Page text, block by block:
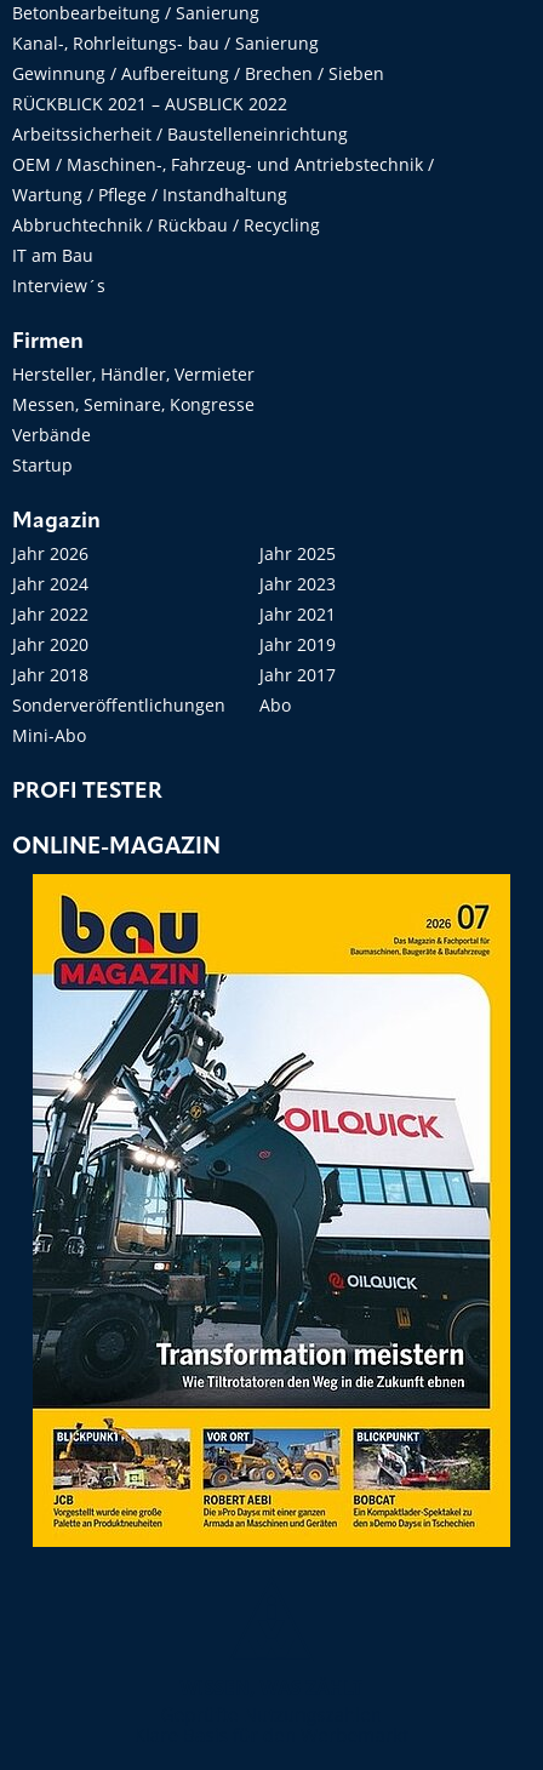
Betonbearbeitung / Sanierung
Kanal-, Rohrleitungs- bau / Sanierung
Gewinnung / Aufbereitung / Brechen / Sieben
RÜCKBLICK 2021 – AUSBLICK 2022
Arbeitssicherheit / Baustelleneinrichtung
OEM / Maschinen-, Fahrzeug- und Antriebstechnik /
Wartung / Pflege / Instandhaltung
Abbruchtechnik / Rückbau / Recycling
IT am Bau
Interview´s
Firmen
Hersteller, Händler, Vermieter
Messen, Seminare, Kongresse
Verbände
Startup
Magazin
Jahr 2026
Jahr 2025
Jahr 2024
Jahr 2023
Jahr 2022
Jahr 2021
Jahr 2020
Jahr 2019
Jahr 2018
Jahr 2017
Sonderveröffentlichungen
Abo
Mini-Abo
PROFI TESTER
ONLINE-MAGAZIN